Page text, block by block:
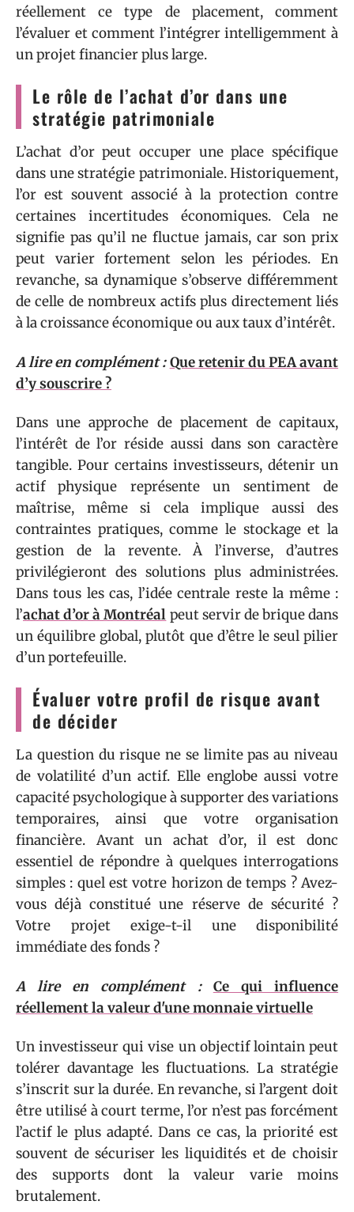
réellement ce type de placement, comment
l’évaluer et comment l’intégrer intelligemment à
un projet financier plus large.
Le rôle de l’achat d’or dans une
stratégie patrimoniale
L’achat d’or peut occuper une place spécifique
dans une stratégie patrimoniale. Historiquement,
l’or est souvent associé à la protection contre
certaines incertitudes économiques. Cela ne
signifie pas qu’il ne fluctue jamais, car son prix
peut varier fortement selon les périodes. En
revanche, sa dynamique s’observe différemment
de celle de nombreux actifs plus directement liés
à la croissance économique ou aux taux d’intérêt.
A lire en complément : Que retenir du PEA avant
d’y souscrire ?
Dans une approche de placement de capitaux,
l’intérêt de l’or réside aussi dans son caractère
tangible. Pour certains investisseurs, détenir un
actif physique représente un sentiment de
maîtrise, même si cela implique aussi des
contraintes pratiques, comme le stockage et la
gestion de la revente. À l’inverse, d’autres
privilégieront des solutions plus administrées.
Dans tous les cas, l’idée centrale reste la même :
l’achat d’or à Montréal peut servir de brique dans
un équilibre global, plutôt que d’être le seul pilier
d’un portefeuille.
Évaluer votre profil de risque avant
de décider
La question du risque ne se limite pas au niveau
de volatilité d’un actif. Elle englobe aussi votre
capacité psychologique à supporter des variations
temporaires, ainsi que votre organisation
financière. Avant un achat d’or, il est donc
essentiel de répondre à quelques interrogations
simples : quel est votre horizon de temps ? Avez-
vous déjà constitué une réserve de sécurité ?
Votre projet exige-t-il une disponibilité
immédiate des fonds ?
A lire en complément :
Ce qui influence
réellement la valeur d'une monnaie virtuelle
Un investisseur qui vise un objectif lointain peut
tolérer davantage les fluctuations. La stratégie
s’inscrit sur la durée. En revanche, si l’argent doit
être utilisé à court terme, l’or n’est pas forcément
l’actif le plus adapté. Dans ce cas, la priorité est
souvent de sécuriser les liquidités et de choisir
des supports dont la valeur varie moins
brutalement.